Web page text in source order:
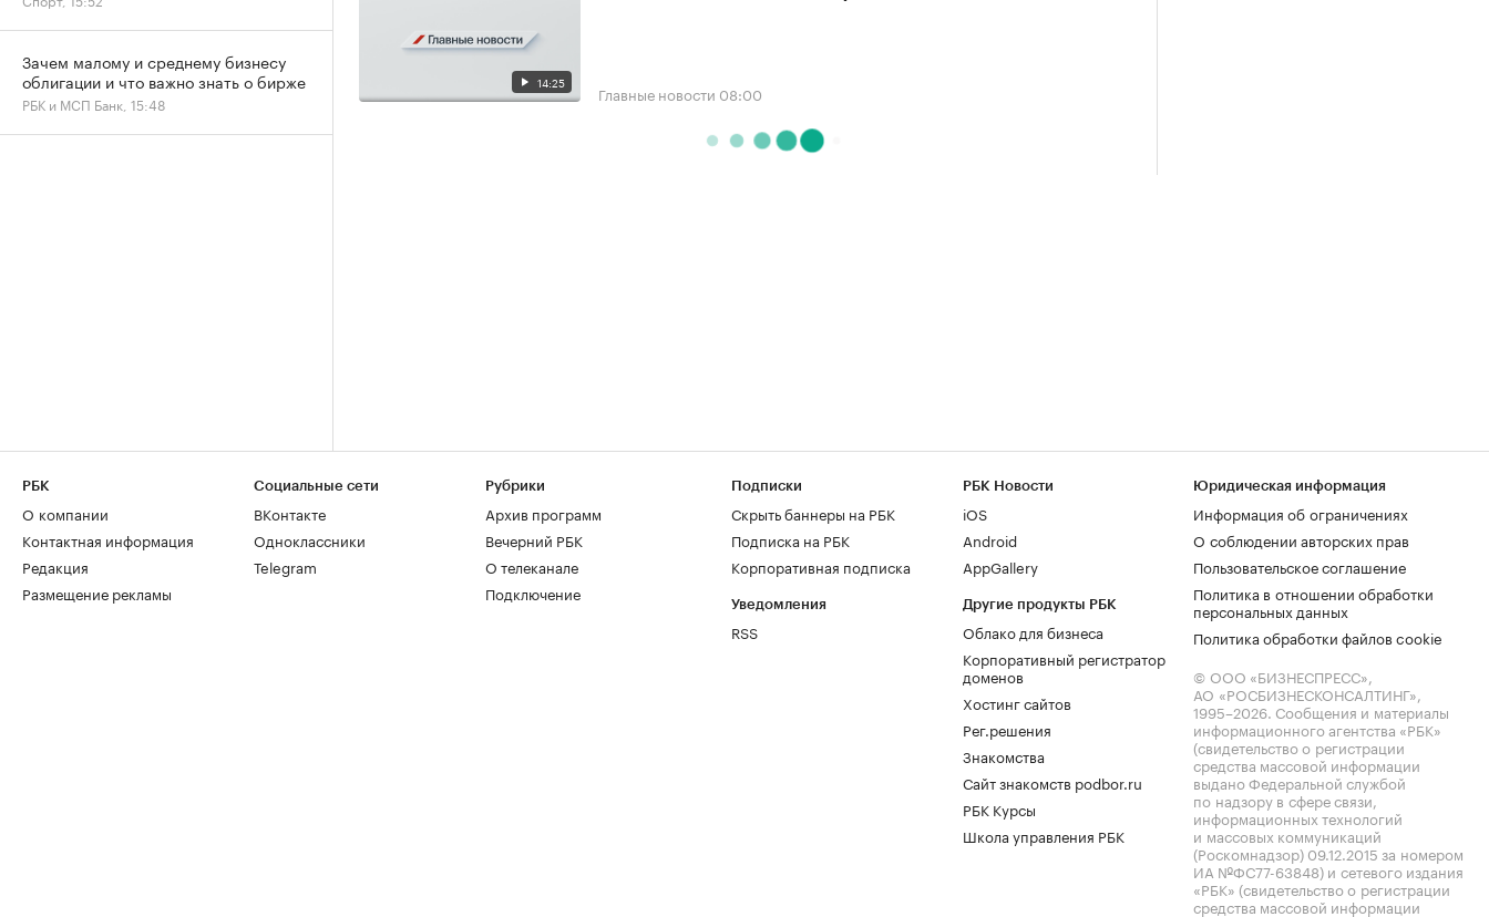
14:25 Главные новости 08:00
Зачем малому и среднему бизнесу
облигации и что важно знать о бирже
РБК и МСП Банк, 15:48
РБК
О компании
Контактная информация
Редакция
Размещение рекламы
Социальные сети
ВКонтакте
Одноклассники
Telegram
Рубрики
Архив программ
Вечерний РБК
О телеканале
Подключение
Подписки
Скрыть баннеры на РБК
Подписка на РБК
Корпоративная подписка
Уведомления
RSS
РБК Новости
iOS
Android
AppGallery
Другие продукты РБК
Облако для бизнеса
Корпоративный регистратор
доменов
Хостинг сайтов
Рег.решения
Знакомства
Сайт знакомств podbor.ru
РБК Курсы
Школа управления РБК
Юридическая информация
Информация об ограничениях
О соблюдении авторских прав
Пользовательское соглашение
Политика в отношении обработки
персональных данных
Политика обработки файлов cookie
© ООО «БИЗНЕСПРЕСС»,
АО «РОСБИЗНЕСКОНСАЛТИНГ»,
1995–2026. Сообщения и материалы
информационного агентства «РБК»
(свидетельство о регистрации
средства массовой информации
выдано Федеральной службой
по надзору в сфере связи,
информационных технологий
и массовых коммуникаций
(Роскомнадзор) 09.12.2015 за номером
ИА №ФС77-63848) и сетевого издания
«РБК» (свидетельство о регистрации
средства массовой информации